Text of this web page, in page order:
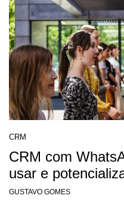
CRM
CRM com
usar e
GUSTAVO GOMES